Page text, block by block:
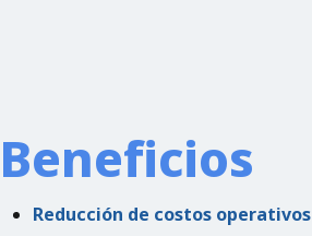
Beneficios
Reducción de costos operativos